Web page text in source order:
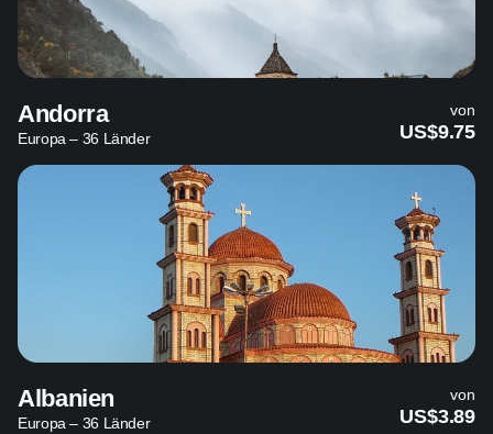
Andorra
Europa – 36 Länder
von
US$9.75
Albanien
Europa – 36 Länder
von
US$3.89